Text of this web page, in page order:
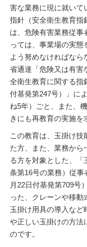
害な業務に現に就いて
指針（安全衛生教育指
は、危険有害業務従事
っては、事業場の実態
よう努めなければな
省通達「危険又は有害
全衛生教育に関する指
付基発第247号）」に
ね5年）ごと、また、
きにも再教育の実施を
この教育は、玉掛け技
た方、また、業務から
る方を対象とした、
条第16号の業務）従
月22日付基発第709号
った、クレーンや移
玉掛け用具の導入など
や正しい玉掛けの方法
のです。